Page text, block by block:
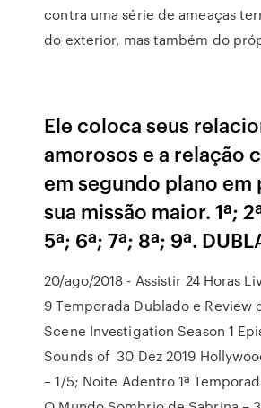
contra uma série de ameaças
do exterior, mas também do
Ele coloca seus
amorosos e a relação
em segundo plano em
sua missão maior. 1ª;
5ª; 6ª; 7ª; 8ª; 9ª.
20/ago/2018 - Assistir 24 Horas
9 Temporada Dublado e Review
Scene Investigation Season 1
Sounds of 30 Dez 2019
– 1/5; Noite Adentro 1ª